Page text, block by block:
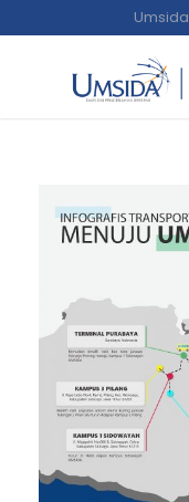
Umsida